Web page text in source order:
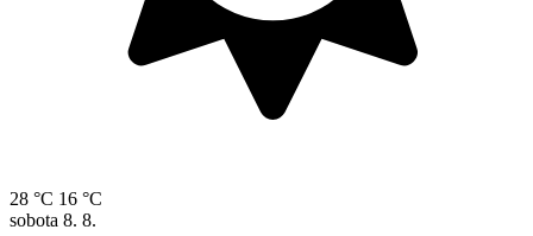
28 °C 16 °C
sobota 8. 8.